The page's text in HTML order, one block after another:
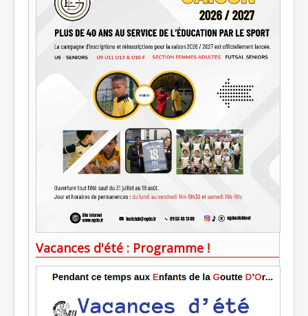
Vacances d'été : Programme !